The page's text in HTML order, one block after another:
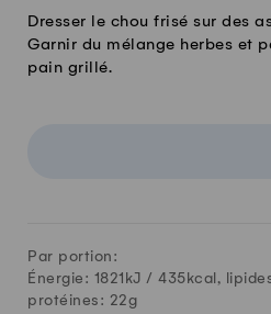
Dresser le chou frisé sur des
Garnir du mélange herbes et
pain grillé.
Par portion:
Énergie: 1821kJ / 435 kcal,
protéines: 22g